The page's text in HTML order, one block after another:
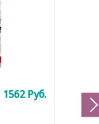
1562Руб.
1562Руб.